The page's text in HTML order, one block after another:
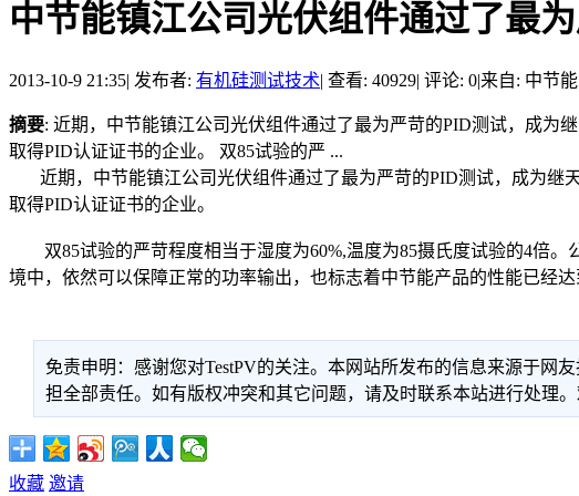
中节能镇江公司光伏组件通过了最
2013-10-9 21:35| 发布者: 有机硅测试技术| 查看: 40929| 评论: 0|来自: 中节能
摘要: 近期，中节能镇江公司光伏组件通过了最为严苛的PID测试，成为
取得PID认证证书的企业。 双85试验的严 ...
近期，中节能镇江公司光伏组件通过了最为严苛的PID测试，成为继
取得PID认证证书的企业。
双85试验的严苛程度相当于湿度为60%,温度为85摄氏度试验的4倍。
境中，依然可以保障正常的功率输出，也标志着中节能产品的性能已经达
免责申明：感谢您对TestPV的关注。本网站所发布的信息来源于网
担全部责任。如有版权冲突和其它问题，请及时联系本站进行处理
收藏 邀请